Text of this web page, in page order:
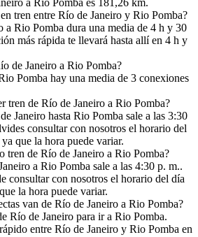
a Rio Pomba es 181,26 km.
tren entre Río de Janeiro y Rio Pomba?
a Rio Pomba dura una media de 4 h y 30
más rápida te llevará hasta allí en 4 h y
de Janeiro a Rio Pomba?
Pomba hay una media de 3 conexiones
tren de Río de Janeiro a Rio Pomba?
Janeiro hasta Rio Pomba sale a las 3:30
consultar con nosotros el horario del
que la hora puede variar.
tren de Río de Janeiro a Rio Pomba?
a Rio Pomba sale a las 4:30 p. m..
consultar con nosotros el horario del día
la hora puede variar.
van de Río de Janeiro a Rio Pomba?
Río de Janeiro para ir a Rio Pomba.
entre Río de Janeiro y Rio Pomba en